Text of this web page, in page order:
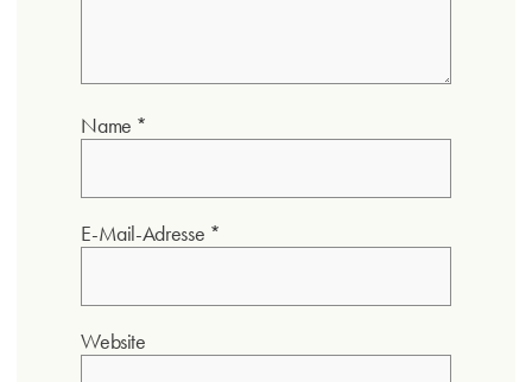
Name *
E-Mail-Adresse *
Website